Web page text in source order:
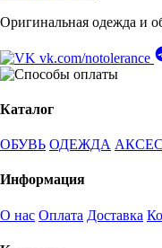
Оригинальная одежда и
vk.com/notolerance
Каталог
ОБУВЬ ОДЕЖДА
Информация
О нас Оплата Доставка